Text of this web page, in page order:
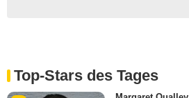
Top-Stars des Tages